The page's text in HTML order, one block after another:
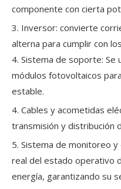
componente con cierta
3. Inversor: convierte
alterna para cumplir con
4. Sistema de soporte: Se
módulos fotovoltaicos
estable.
4. Cables y acometidas
transmisión y distribución
5. Sistema de monitoreo
real del estado operativo
energía, garantizando su